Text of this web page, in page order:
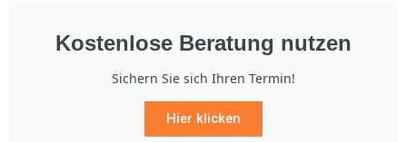
Kostenlose Beratung nutzen
Sichern Sie sich Ihren Termin!
Hier klicken